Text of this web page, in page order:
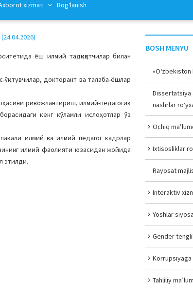
xizmati Bog‘lanish
ёш илмий тадқиқотчилар билан
докторант ва талаба-ёшлар
ривожлантириш, илмий-педагогик
кенг кўламли ислоҳотлар ўз
илмий ва илмий педагог кадрлар
илмий фаолияти юзасидан жойида
этилди.
BOSH MENYU
Dissertatsiya
nashrlar
Ochiq
Ixtisosliklar
Rayosat
Interaktiv
Yoshlar
Gender
Tahliliy